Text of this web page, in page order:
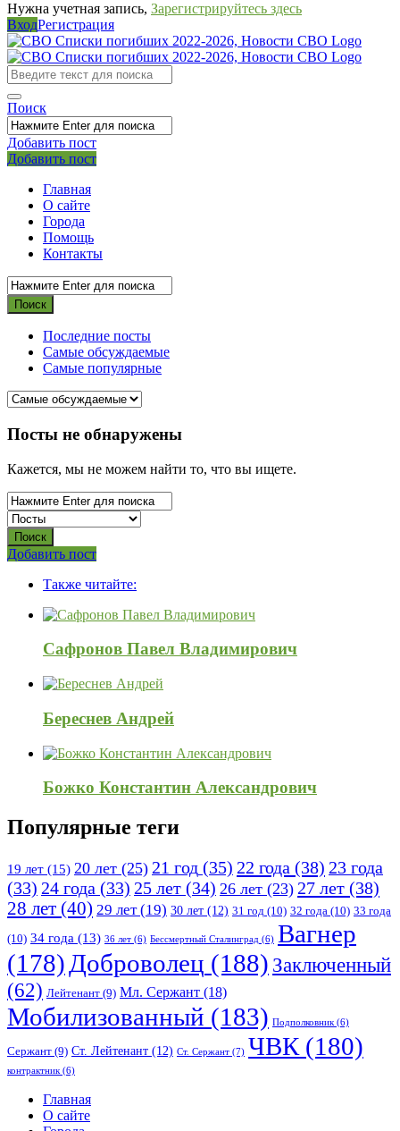
Нужна учетная запись, Зарегистрируйтесь здесь
ВходРегистрация
СВО
Списки
погибших
2022-
2026,
Новости
СВО
Поиск
Добавить пост
Мобильное
меню
Выйти
Добавить пост
Главная
О сайте
Города
Помощь
Контакты
Последние посты
Самые обсуждаемые
Самые популярные
СВО
Списки
погибших
2022-
2026,
Новости
СВО
Последний
Посты
Посты не обнаружены
Кажется, мы не можем найти то, что вы ищете.
Боковая
Добавить пост
120x600Также читайте:
Сафронов Павел Владимирович
Береснев Андрей
Божко Константин Александрович
Популярные теги
19 лет (15) 20 лет (25) 21 год (35) 22 года (38) 23 года
(33) 24 года (33) 25 лет (34) 26 лет (23) 27 лет (38)
28 лет (40) 29 лет(19) 30 лет (12) 31 год (10) 32 года (10) 33 года
(10) 34 года (13) 36 лет (6) Бессмертный Сталинград (6) Вагнер
(178) Доброволец (188) Заключенный
(62) Лейтенант (9) Мл. Сержант (18)
Мобилизованный (183) Подполковник (6)
Сержант (9) Ст. Лейтенант (12) Ст. Сержант (7) ЧВК (180)
контрактник (6)
Исследовать
Главная
О сайте